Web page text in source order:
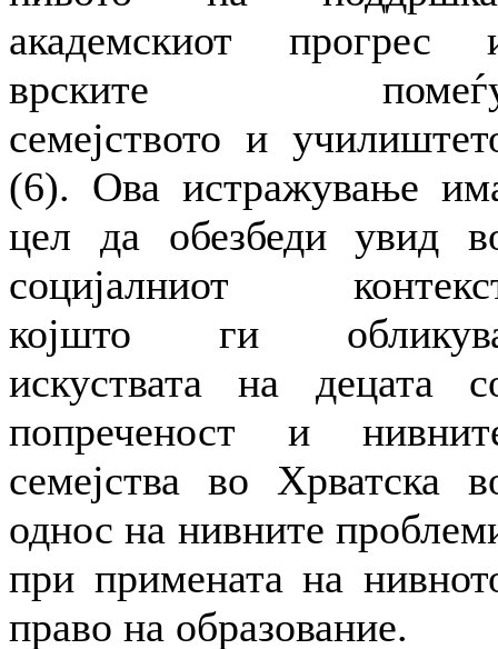
академскиот прогрес
врските
семејството и
(6). Ова истражување
цел да обезбеди увид
социјалниот
којшто ги
искуствата на децата
попреченост и
семејства во Хрватска
однос на нивните
при примената на
право на образование.